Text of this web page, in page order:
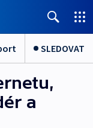
SLEDOVAT
a